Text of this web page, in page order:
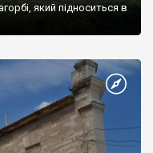
який підноситься в